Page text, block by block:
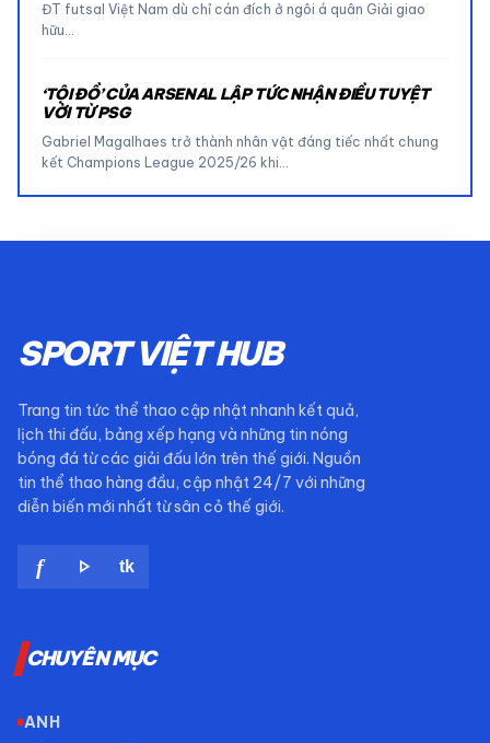
ĐT futsal Việt Nam dù chỉ cán đích ở ngôi á quân Giải giao
hữu…
‘TỘI ĐỒ’ CỦA ARSENAL LẬP TỨC NHẬN ĐIỀU TUYỆT
VỜI TỪ PSG
Gabriel Magalhaes trở thành nhân vật đáng tiếc nhất chung
kết Champions League 2025/26 khi…
SPORT VIỆT HUB
Trang tin tức thể thao cập nhật nhanh kết quả,
lịch thi đấu, bảng xếp hạng và những tin nóng
bóng đá từ các giải đấu lớn trên thế giới. Nguồn
tin thể thao hàng đầu, cập nhật 24/7 với những
diễn biến mới nhất từ sân cỏ thế giới.
f play_arrow tk
CHUYÊN MỤC
ANH